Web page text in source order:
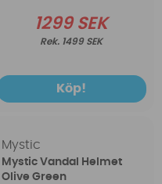
1299 SEK
1499 SEK
Köp!
Mystic
Mystic Vandal Helmet
Olive Green